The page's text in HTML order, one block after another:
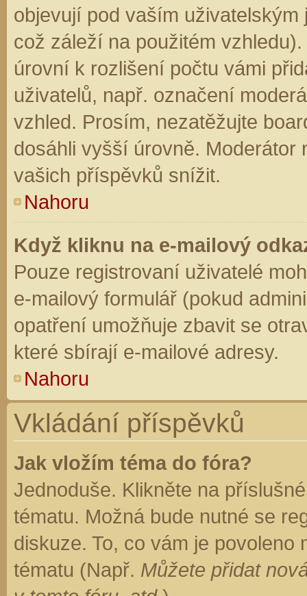
objevují pod vaším
což záleží na použitém
úrovní k rozlišení počtu vámi
uživatelů, např. označení
vzhled. Prosím, nezatěžujte
dosáhli vyšší úrovně. Moderátor
vašich příspěvků snížit.
Nahoru
Když kliknu na e-mailový
Pouze registrovaní uživatelé
e-mailový formulář (pokud
opatření umožňuje zbavit se
které sbírají e-mailové adresy.
Nahoru
Vkládání příspěvků
Jak vložím téma do fóra?
Jednoduše. Klikněte na
tématu. Možná bude nutné se
diskuze. To, co vám je
tématu (Např. Můžete přidat